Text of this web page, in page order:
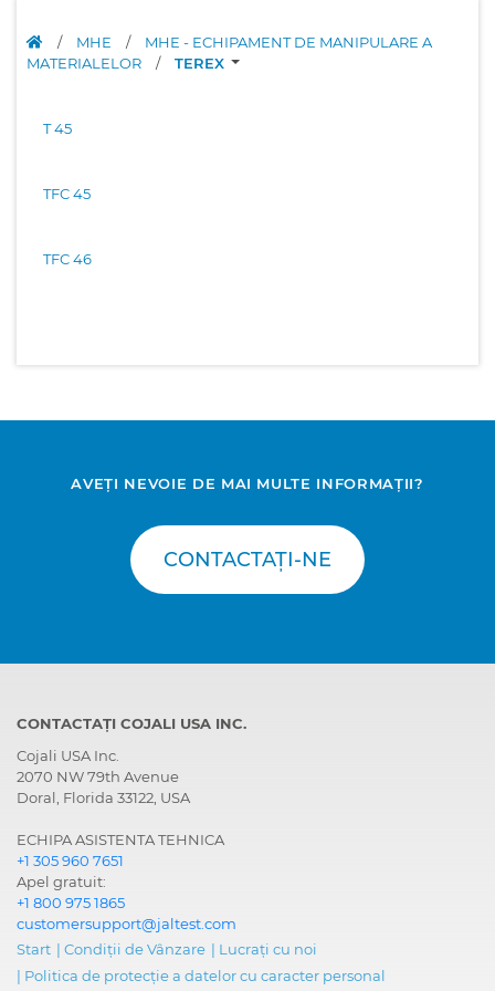
/ MHE /
MHE - ECHIPAMENT DE MANIPULARE A
MATERIALELOR
/ TEREX
T 45
TFC 45
TFC 46
AVEȚI NEVOIE DE MAI MULTE INFORMAȚII?
CONTACTAȚI-NE
CONTACTAȚI COJALI USA INC.
Cojali USA Inc.
2070 NW 79th Avenue
Doral, Florida 33122, USA
ECHIPA ASISTENTA TEHNICA
+1 305 960 7651
Apel gratuit:
+1 800 975 1865
customersupport@jaltest.com
Start | Condiții de Vânzare | Lucrați cu noi
| Politica de protecție a datelor cu caracter personal